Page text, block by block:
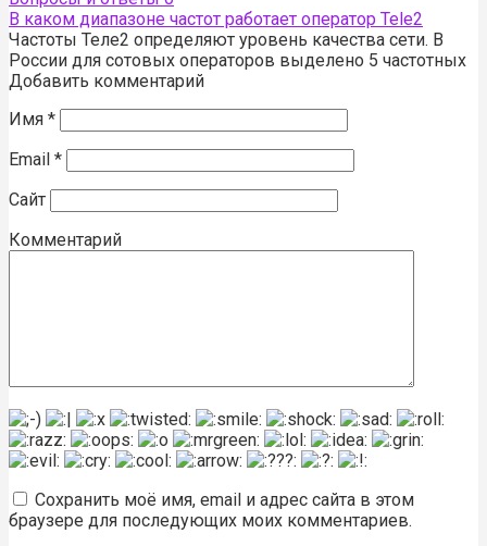
В каком диапазоне частот работает оператор Tele2
Частоты Теле2 определяют уровень качества сети. В
России для сотовых операторов выделено 5 частотных
Добавить комментарий
Имя *
Email *
Сайт
Комментарий
Сохранить моё имя, email и адрес сайта в этом
браузере для последующих моих комментариев.